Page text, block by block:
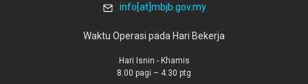
info[at]mbjb.gov.my
Waktu Operasi pada Hari Bekerja
Hari Isnin - Khamis
8.00 pagi – 4.30 ptg